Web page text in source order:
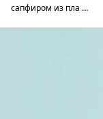
сапфиром из пла …